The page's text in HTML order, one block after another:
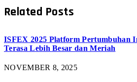
Related Posts
ISFEX 2025 Platform Pertumbuhan
Terasa Lebih Besar dan Meriah
NOVEMBER 8, 2025